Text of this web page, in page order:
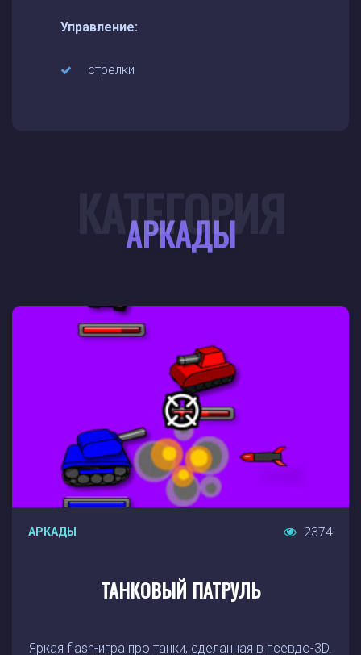
Управление:
стрелки
АРКАДЫ
КАТЕГОРИЯ
АРКАДЫ 2374
ТАНКОВЫЙ ПАТРУЛЬ
Яркая flash-игра про танки, сделанная в псевдо-3D.